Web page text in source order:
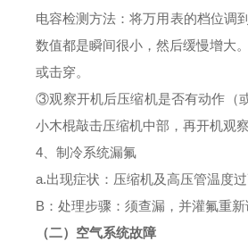
电容检测方法：将万用表的档位调
数值都是瞬间很小，然后缓慢增大
或击穿。
③观察开机后压缩机是否有动作（
小木棍敲击压缩机中部，再开机观
4、制冷系统漏氟
a.出现症状：压缩机及高压管温度
B：处理步骤：须查漏，并灌氟重新
（二）空气系统故障